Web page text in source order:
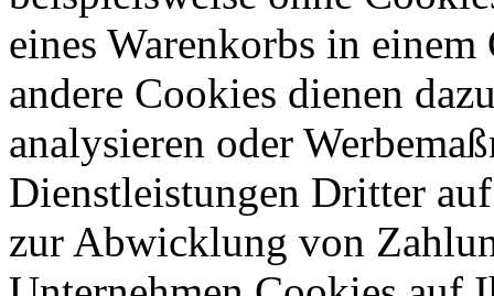
eines Warenkorbs in
andere Cookies dienen
analysieren oder
Dienstleistungen Dritter
zur Abwicklung von